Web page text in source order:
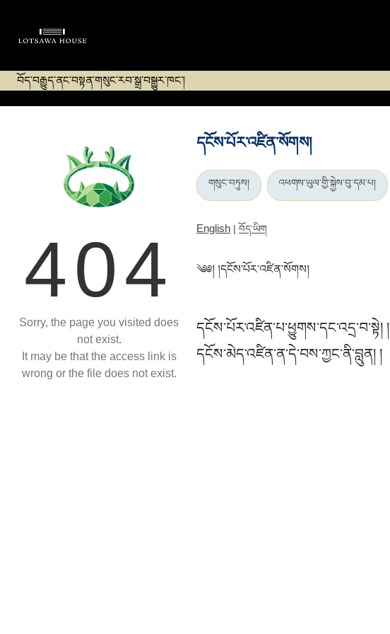
བོད་བརྒྱུད་ནང་བསྟན་གསུང་རབ་སྒྲ་བསྒྱུར་ཁང་།
404
Sorry, the page you visited does
not exist.
It may be that the access link is
wrong or the file does not exist.
དངོས་པོར་འཛིན་སོགས།
གསུང་བཏུས། འཕགས་ཡུལ་གྱི་སྐྱེས་བུ་དམ་པ།
English | བོད་ཡིག
༄༅། །དངོས་པོར་འཛིན་སོགས།
དངོས་པོར་འཛིན་པ་ཕྱུགས་དང་འདྲ་བ་སྟེ། །
དངོས་མེད་འཛིན་ན་དེ་བས་ཀྱང་ནི་བླུན། །